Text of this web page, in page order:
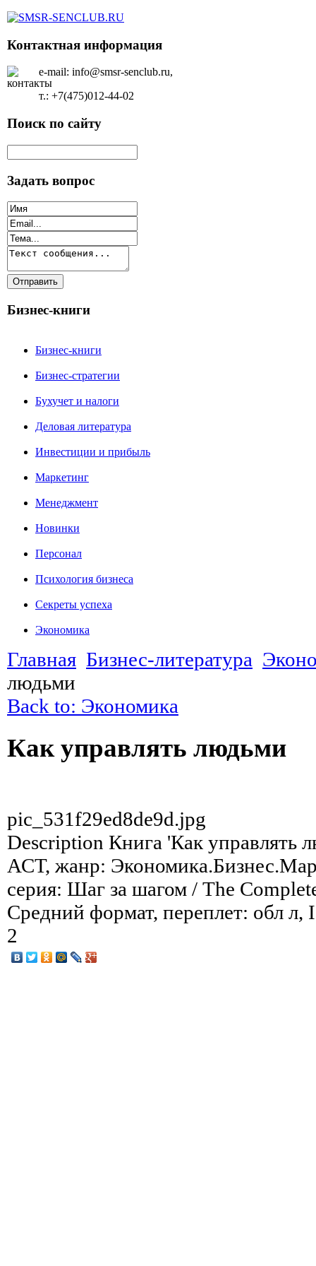
Контактная информация
e-mail: info@smsr-senclub.ru,
т.: +7(475)012-44-02
Поиск по сайту
Задать вопрос
Бизнес-книги
Бизнес-книги
Бизнес-стратегии
Бухучет и налоги
Деловая литература
Инвестиции и прибыль
Маркетинг
Менеджмент
Новинки
Персонал
Психология бизнеса
Секреты успеха
Экономика
Главная Бизнес-литература
людьми
Back to: Экономика
Как управлять людьми
pic_531f29ed8de9d.jpg
Description Книга 'Как управлять
АСТ, жанр:
серия: Шаг за шагом / The
Средний формат, переплет: обл
2